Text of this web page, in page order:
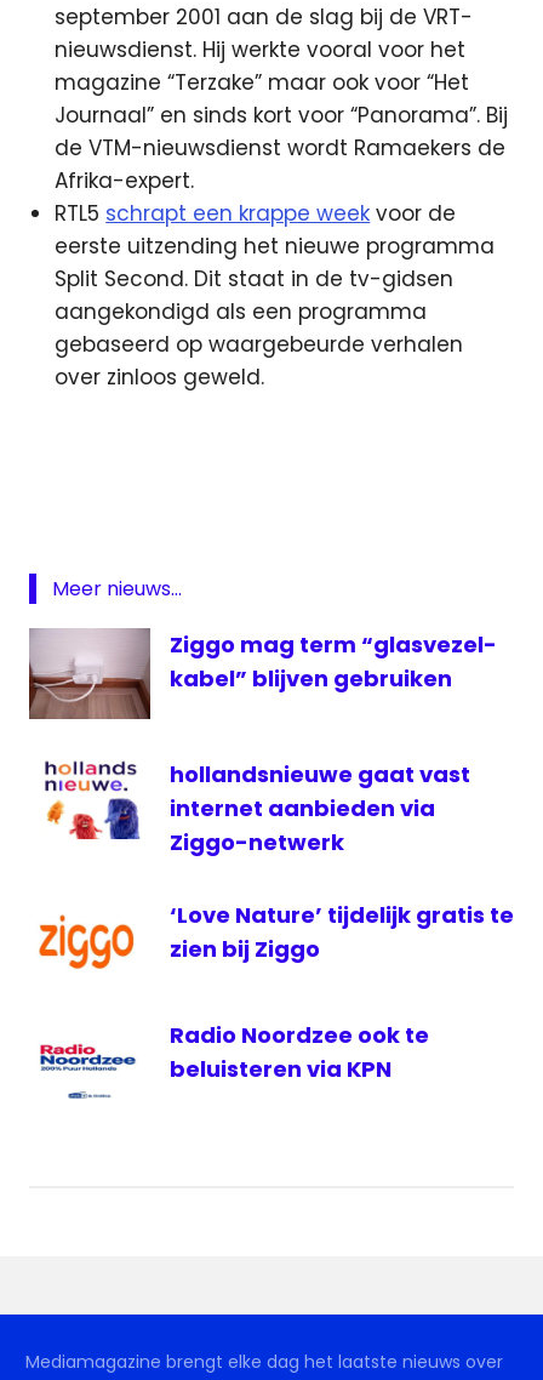
september 2001 aan de slag bij de VRT-
nieuwsdienst. Hij werkte vooral voor het
magazine “Terzake” maar ook voor “Het
Journaal” en sinds kort voor “Panorama”. Bij
de VTM-nieuwsdienst wordt Ramaekers de
Afrika-expert.
RTL5 schrapt een krappe week voor de
eerste uitzending het nieuwe programma
Split Second. Dit staat in de tv-gidsen
aangekondigd als een programma
gebaseerd op waargebeurde verhalen
over zinloos geweld.
HBO
kijkcijfers
KPN
KRO
SKV
VARA
ziggo
Meer nieuws...
Ziggo mag term “glasvezel-
kabel” blijven gebruiken
hollandsnieuwe gaat vast
internet aanbieden via
Ziggo-netwerk
‘Love Nature’ tijdelijk gratis te
zien bij Ziggo
Radio Noordzee ook te
beluisteren via KPN
Mediamagazine brengt elke dag het laatste nieuws over